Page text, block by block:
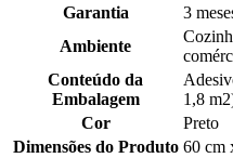
Garantia
3
Ambiente
Conteúdo da
Embalagem
1,8
Cor
Preto
Dimensões do Produto 60 cm